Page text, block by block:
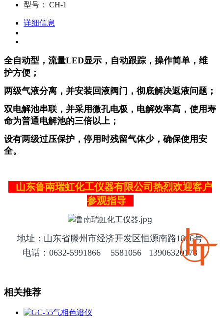
型号： CH-1
详细信息
全自动型，流量LED显示，自动跟踪，操作简单，维
护方便；
两级气液分离，并安装回液阀门，彻底解决返液问题；
双电解池串联，并采用微孔电极，电解效率高，使用寿
命为普通电解池的三倍以上；
设有两级过压保护，停用时残留气体少，确保使用安
全。
山东鲁南瑞虹化工仪器有限公司热烈欢迎客户
参观指导
地址：山东省滕州市经济开发区恒源南路1866号
电话：0632-5991866 5581056 13906320178
相关推荐